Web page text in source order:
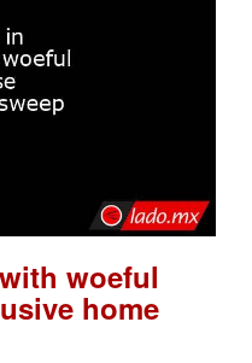
woeful
home